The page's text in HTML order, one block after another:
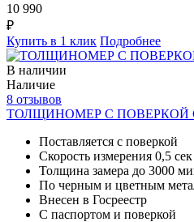
10 990
₽
Купить в 1 клик Подробнее
В наличии
Наличие
8 отзывов
ТОЛЩИНОМЕР С ПОВЕРКОЙ
Поставляется с поверкой
Скорость измерения 0,5 сек
Толщина замера до 3000
По черным и цветным
Внесен в Госреестр
С паспортом и поверкой